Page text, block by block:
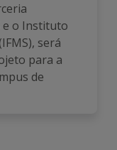
e o Instituto
será
para a
de